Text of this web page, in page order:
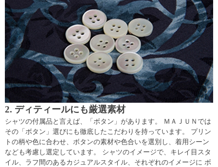
2. ディティールにも厳選素材
シャツの付属品と言えば、「ボタン」があります。 ＭＡＪＵＮでは
その「ボタン」選びにも徹底したこだわりを持っています。 プリン
トの柄や色に合わせ、ボタンの素材や色合いを選別し、着用シーン
なども考慮し選定しています。 シャツのイメージで、キレイ目スタ
イル、ラフ間のあるカジュアルスタイル、それぞれのイメージに ボ